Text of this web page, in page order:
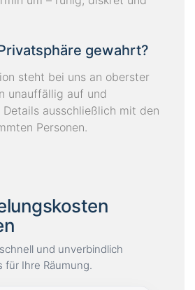
gewahrt?
steht bei uns an oberster
unauffällig auf und
ausschließlich mit den
Personen.
und unverbindlich
für Ihre Räumung.